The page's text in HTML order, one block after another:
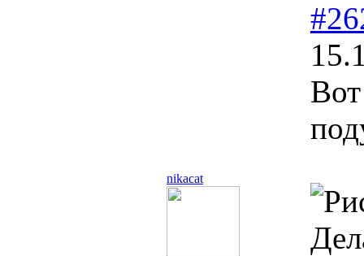
nikacat